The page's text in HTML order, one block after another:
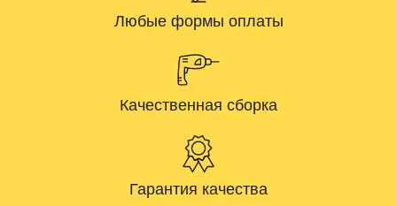
Любые формы оплаты
Качественная сборка
Гарантия качества